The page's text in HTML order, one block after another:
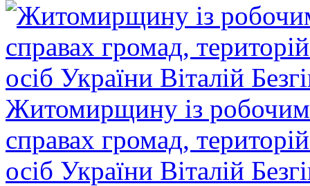
Житомирщину із робочим
справах громад,
осіб України Віталій